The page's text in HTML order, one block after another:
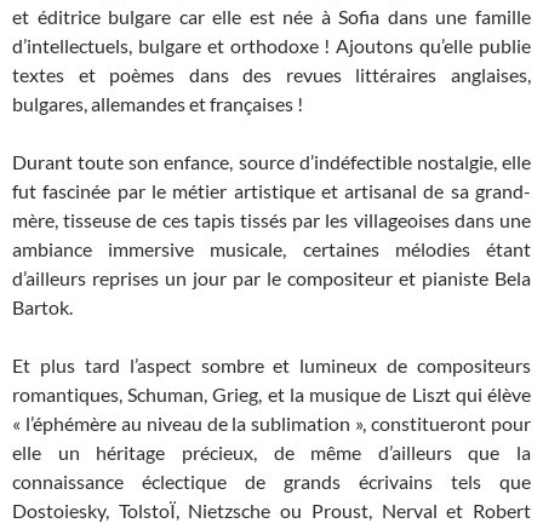
et éditrice bulgare car elle est née à Sofia dans une famille
d’intellectuels, bulgare et orthodoxe ! Ajoutons qu’elle publie
textes et poèmes dans des revues littéraires anglaises,
bulgares, allemandes et françaises !
Durant toute son enfance, source d’indéfectible nostalgie, elle
fut fascinée par le métier artistique et artisanal de sa grand-
mère, tisseuse de ces tapis tissés par les villageoises dans une
ambiance immersive musicale, certaines mélodies étant
d’ailleurs reprises un jour par le compositeur et pianiste Bela
Bartok.
Et plus tard l’aspect sombre et lumineux de compositeurs
romantiques, Schuman, Grieg, et la musique de Liszt qui élève
« l’éphémère au niveau de la sublimation », constitueront pour
elle un héritage précieux, de même d’ailleurs que la
connaissance éclectique de grands écrivains tels que
Dostoiesky, TolstoÏ, Nietzsche ou Proust, Nerval et Robert